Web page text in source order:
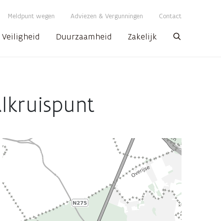
Meldpunt wegen Adviezen & Vergunningen Contact
Veiligheid Duurzaamheid Zakelijk
AWV
displaying
the